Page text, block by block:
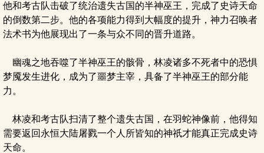
他和考古队击破了统治遗失古国的半神巫王，完成了史诗天命
的倒数第二步。他的各项能力得到大幅度的提升，神力召唤者
法术书为他展现出了一条与众不同的晋升道路。
幽魂之地吞噬了半神巫王的骸骨，林凌诸多不死者中的恐惧
梦魇发生进化，成为了噩梦主宰，具备了半神巫王的部分能
力。
林凌和考古队扫清了整个遗失古国，在羽蛇神像前，他得知
需要返回永恒大陆屠戮一个人所皆知的神祇才能真正完成史诗
天命。